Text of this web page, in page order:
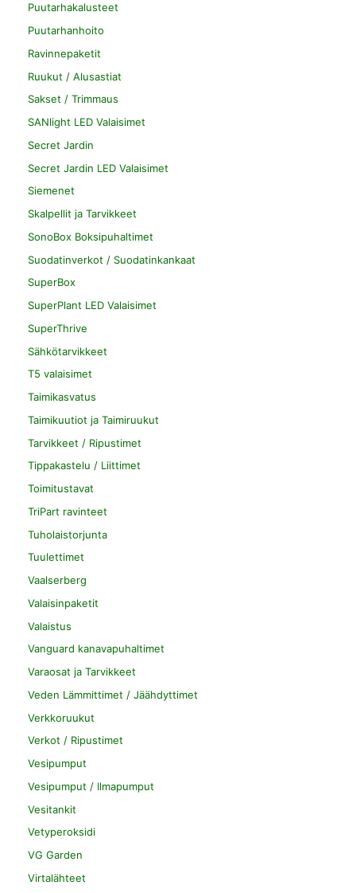
Puutarhakalusteet
Puutarhanhoito
Ravinnepaketit
Ruukut / Alusastiat
Sakset / Trimmaus
SANlight LED Valaisimet
Secret Jardin
Secret Jardin LED Valaisimet
Siemenet
Skalpellit ja Tarvikkeet
SonoBox Boksipuhaltimet
Suodatinverkot / Suodatinkankaat
SuperBox
SuperPlant LED Valaisimet
SuperThrive
Sähkötarvikkeet
T5 valaisimet
Taimikasvatus
Taimikuutiot ja Taimiruukut
Tarvikkeet / Ripustimet
Tippakastelu / Liittimet
Toimitustavat
TriPart ravinteet
Tuholaistorjunta
Tuulettimet
Vaalserberg
Valaisinpaketit
Valaistus
Vanguard kanavapuhaltimet
Varaosat ja Tarvikkeet
Veden Lämmittimet / Jäähdyttimet
Verkkoruukut
Verkot / Ripustimet
Vesipumput
Vesipumput / Ilmapumput
Vesitankit
Vetyperoksidi
VG Garden
Virtalähteet